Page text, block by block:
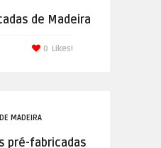
de Madeira
Likes!
0
MADEIRA
pré-fabricadas